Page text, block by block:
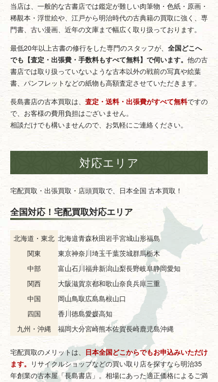
当店は、一般的な古書店では鑑定が難しい肉筆物・色紙・原画・
稀覯本・浮世絵や、江戸から明治時代の古典籍の買取に強く、専
門書、古い漫画、近年の文庫まで幅広く取り扱っております。
最低20年以上古書の修行をした専門のスタッフが、 全国どこへ
でも【査定・出張費・手数料もすべて無料】で伺います。 他の古
書店では取り扱っていないような古本以外の戦前の写真や絵葉
書、パンフレットなどの紙物も高額査定させていただきます。
長島書店の古本買取は、 査定・送料・出張費がすべて無料ですの
で、お客様の費用負担はございません。
相談だけでも構いませんので、お気軽にご連絡ください。
対応エリア
宅配買取・出張買取・店頭買取で、日本全国 古本買取！
全国対応！宅配買取対応エリア
北海道・東北 北海道青森秋田岩手宮城山形福島
関東
東京神奈川埼玉千葉茨城群馬栃木
中部
富山石川福井新潟山梨長野岐阜静岡愛知
関西
大阪滋賀京都和歌山奈良兵庫三重
中国
岡山鳥取広島島根山口
四国
香川徳島愛媛高知
九州・沖縄
福岡大分宮崎熊本佐賀長崎鹿児島沖縄
宅配買取のメリットは、 日本全国どこからでもお申込みいただけ
ます。 リサイクルショップなどの買い取り店を探すなら明治35
年創業の古本屋「長島書店」。相場にあった適正価格によるご満